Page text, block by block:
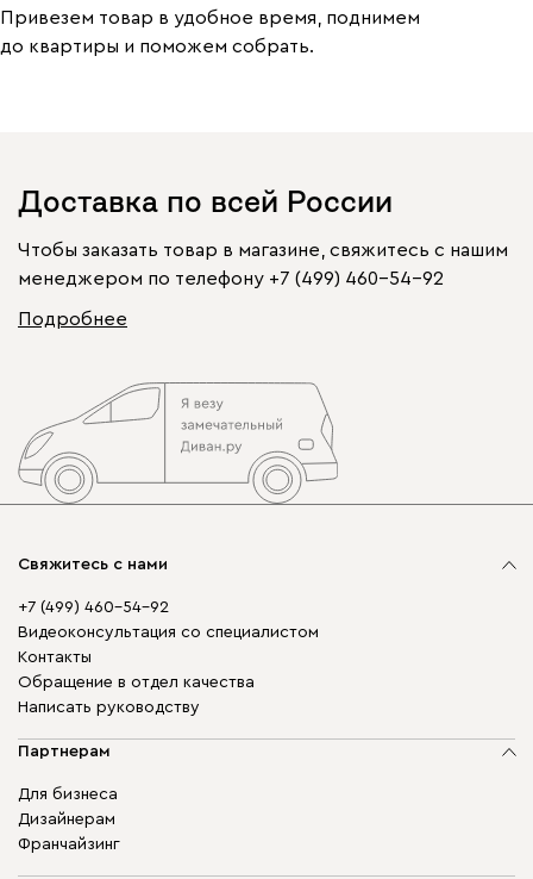
Привезем товар в удобное время, поднимем
до квартиры и поможем собрать.
Доставка по всей России
Чтобы заказать товар в магазине, свяжитесь с нашим
менеджером по телефону +7 (499) 460-54-92
Подробнее
Свяжитесь с нами
+7 (499) 460-54-92
Видеоконсультация со специалистом
Контакты
Обращение в отдел качества
Написать руководству
Партнерам
Для бизнеса
Дизайнерам
Франчайзинг